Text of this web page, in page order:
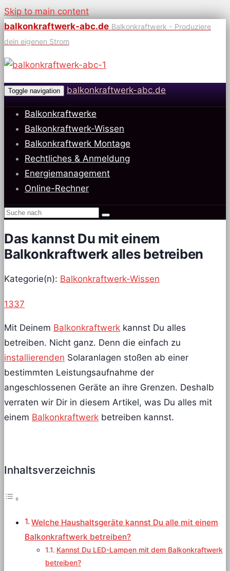
Skip to main content
balkonkraftwerk-abc.de Balkonkraftwerk - Produziere
dein eigenen Strom
Toggle navigation balkonkraftwerk-abc.de
Balkonkraftwerke
Balkonkraftwerk-Wissen
Balkonkraftwerk Montage
Rechtliches & Anmeldung
Energiemanagement
Online-Rechner
Das kannst Du mit einem
Balkonkraftwerk alles betreiben
Kategorie(n): Balkonkraftwerk-Wissen
1337
Mit Deinem Balkonkraftwerk kannst Du alles
betreiben. Nicht ganz. Denn die einfach zu
installierenden Solaranlagen stoßen ab einer
bestimmten Leistungsaufnahme der
angeschlossenen Geräte an ihre Grenzen. Deshalb
verraten wir Dir in diesem Artikel, was Du alles mit
einem Balkonkraftwerk betreiben kannst.
Inhaltsverzeichnis
Welche Haushaltsgeräte kannst Du alle mit einem
Balkonkraftwerk betreiben?
Kannst Du LED-Lampen mit dem Balkonkraftwerk
betreiben?